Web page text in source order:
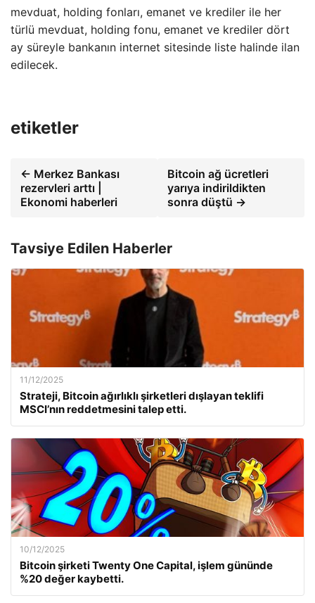
mevduat, holding fonları, emanet ve krediler ile her
türlü mevduat, holding fonu, emanet ve krediler dört
ay süreyle bankanın internet sitesinde liste halinde ilan
edilecek.
etiketler
← Merkez Bankası
rezervleri arttı |
Ekonomi haberleri
Bitcoin ağ ücretleri
yarıya indirildikten
sonra düştü →
Tavsiye Edilen Haberler
11/12/2025
Strateji, Bitcoin ağırlıklı şirketleri dışlayan teklifi
MSCI’nın reddetmesini talep etti.
10/12/2025
Bitcoin şirketi Twenty One Capital, işlem gününde
%20 değer kaybetti.